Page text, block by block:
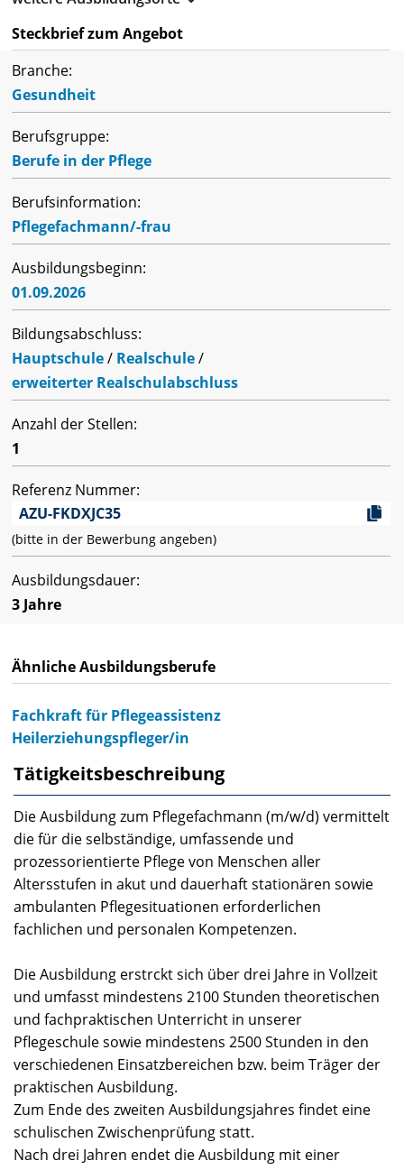
Steckbrief zum Angebot
Branche:
Gesundheit
Berufsgruppe:
Berufe in der Pflege
Berufsinformation:
Pflegefachmann/-frau
Ausbildungsbeginn:
01.09.2026
Bildungsabschluss:
Hauptschule/ Realschule/
erweiterter Realschulabschluss
Anzahl der Stellen:
1
Referenz Nummer:
AZU-FKDXJC35
(bitte in der Bewerbung angeben)
Ausbildungsdauer:
3 Jahre
Ähnliche Ausbildungsberufe
Fachkraft für Pflegeassistenz
Heilerziehungspfleger/in
Tätigkeitsbeschreibung
Die Ausbildung zum Pflegefachmann (m/w/d) vermittelt
die für die selbständige, umfassende und
prozessorientierte Pflege von Menschen aller
Altersstufen in akut und dauerhaft stationären sowie
ambulanten Pflegesituationen erforderlichen
fachlichen und personalen Kompetenzen.
Die Ausbildung erstrckt sich über drei Jahre in Vollzeit
und umfasst mindestens 2100 Stunden theoretischen
und fachpraktischen Unterricht in unserer
Pflegeschule sowie mindestens 2500 Stunden in den
verschiedenen Einsatzbereichen bzw. beim Träger der
praktischen Ausbildung.
Zum Ende des zweiten Ausbildungsjahres findet eine
schulischen Zwischenprüfung statt.
Nach drei Jahren endet die Ausbildung mit einer